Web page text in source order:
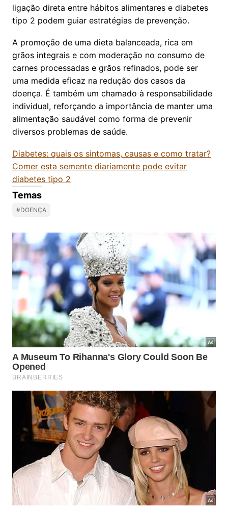
ligação direta entre hábitos alimentares e diabetes
tipo 2 podem guiar estratégias de prevenção.
A promoção de uma dieta balanceada, rica em
grãos integrais e com moderação no consumo de
carnes processadas e grãos refinados, pode ser
uma medida eficaz na redução dos casos da
doença. É também um chamado à responsabilidade
individual, reforçando a importância de manter uma
alimentação saudável como forma de prevenir
diversos problemas de saúde.
Diabetes: quais os sintomas, causas e como tratar?
Comer esta semente diariamente pode evitar
diabetes tipo 2
Temas
#DOENÇA